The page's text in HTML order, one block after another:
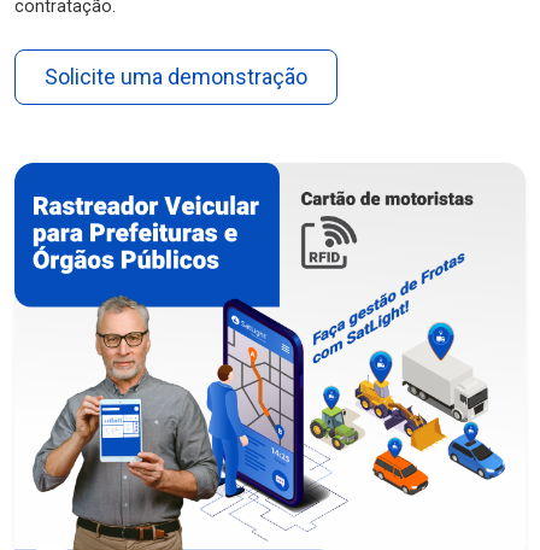
contratação.
Solicite uma demonstração